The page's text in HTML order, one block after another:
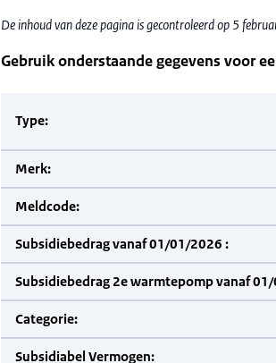
De inhoud van deze pagina is gecontroleerd op 5
Gebruik onderstaande gegevens voor
Type:
Merk:
Meldcode:
Subsidiebedrag vanaf 01/01/2026 :
Subsidiebedrag 2e warmtepomp vanaf
Categorie:
Subsidiabel Vermogen: